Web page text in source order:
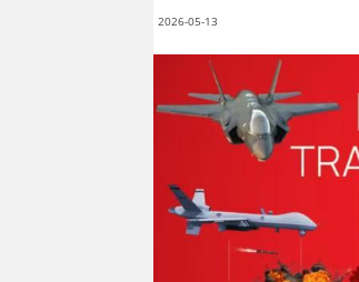
2026-05-13